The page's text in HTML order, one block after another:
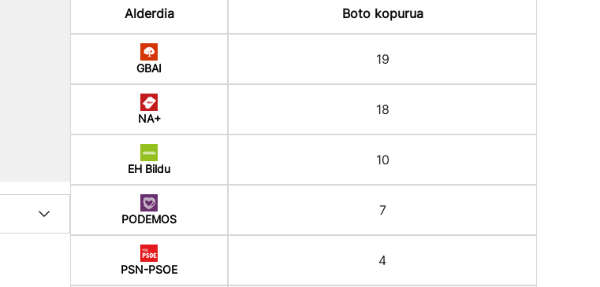
Alderdia Boto kopurua
GBAI
19
NA+
18
EH Bildu
10
PODEMOS
7
PSN-PSOE
4